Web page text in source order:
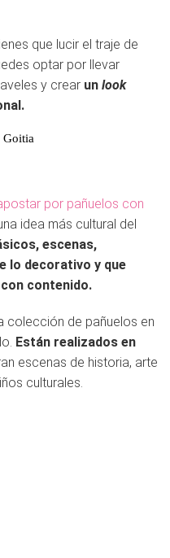
que lucir el traje de
optar por llevar
y crear un look
Goitia
por pañuelos con
idea más cultural del
escenas,
lo decorativo y que
contenido.
colección de pañuelos en
Están realizados en
escenas de historia, arte
culturales.